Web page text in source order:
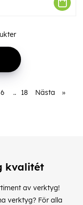
6 .. 18 Nästa »
kvalitét
av verktyg!
verktyg? För alla